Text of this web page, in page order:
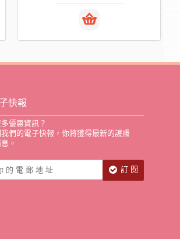
快報
優惠資訊？
們的電子快報，你將獲得最新的護膚
。
訂 閱